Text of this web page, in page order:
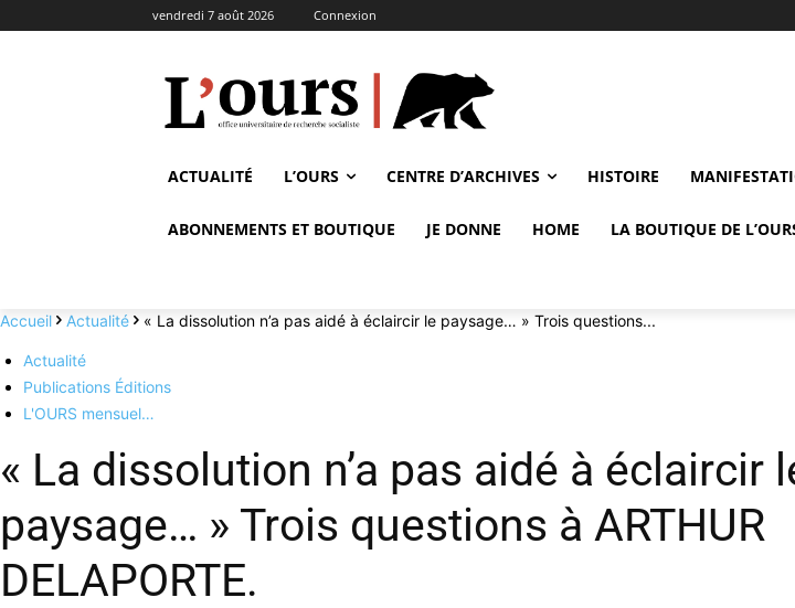
vendredi 7 août 2026 Connexion
ACTUALITÉ L’OURS CENTRE D’ARCHIVES HISTOIRE
ABONNEMENTS ET BOUTIQUE JE DONNE HOME LA BOUTIQUE DE
Accueil Actualité « La dissolution n’a pas aidé à éclaircir le paysage… » Trois questions...
Actualité
Publications Éditions
L'OURS mensuel…
« La dissolution n’a pas aidé à éclaircir
paysage… » Trois questions à ARTHUR
DELAPORTE.